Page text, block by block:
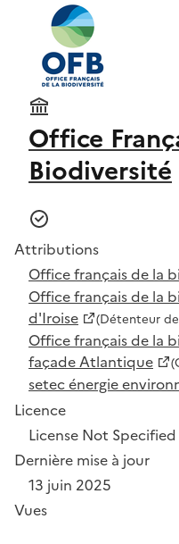
Office
Biodiversité
Attributions
Office français de la
Office français de la
d'Iroise
(Détenteur
Office français de la
façade Atlantique
setec énergie
Licence
License Not Specified
Dernière mise à jour
13 juin 2025
Vues